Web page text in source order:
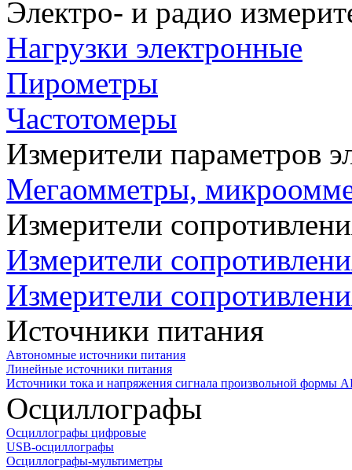
Электро- и радио
Нагрузки электронные
Пирометры
Частотомеры
Измерители параметров
Мегаомметры,
Измерители
Измерители
Измерители
Источники питания
Автономные источники питания
Линейные источники питания
Источники тока и напряжения сигнала произвольной формы
Осциллографы
Осциллографы цифровые
USB-осциллографы
Осциллографы-мультиметры